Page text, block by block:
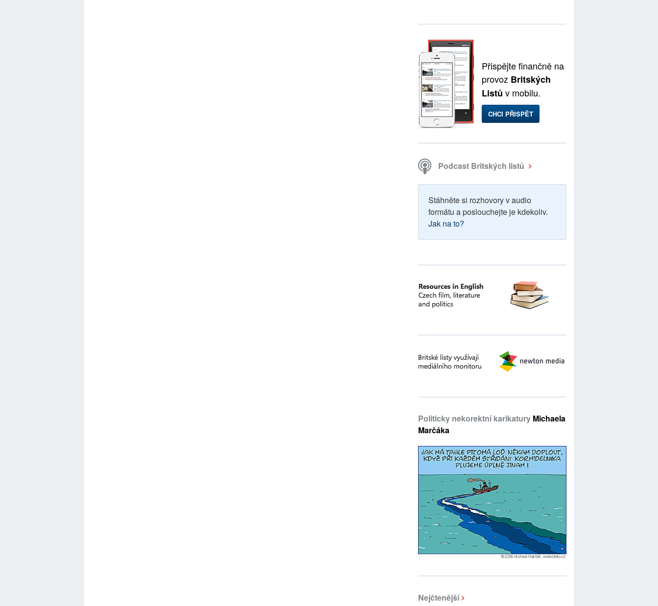
Přispějte finančně na
provoz Britských
Listů v mobilu.
CHCI PŘISPĚT
Podcast Britských listů
Stáhněte si rozhovory v audio
formátu a poslouchejte je kdekoliv.
Jak na to?
Politicky nekorektní karikatury Michaela
Marčáka
Nejčtenější